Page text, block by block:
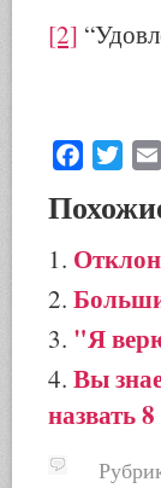
[2]
Facebook
"Я
Вы
назвать